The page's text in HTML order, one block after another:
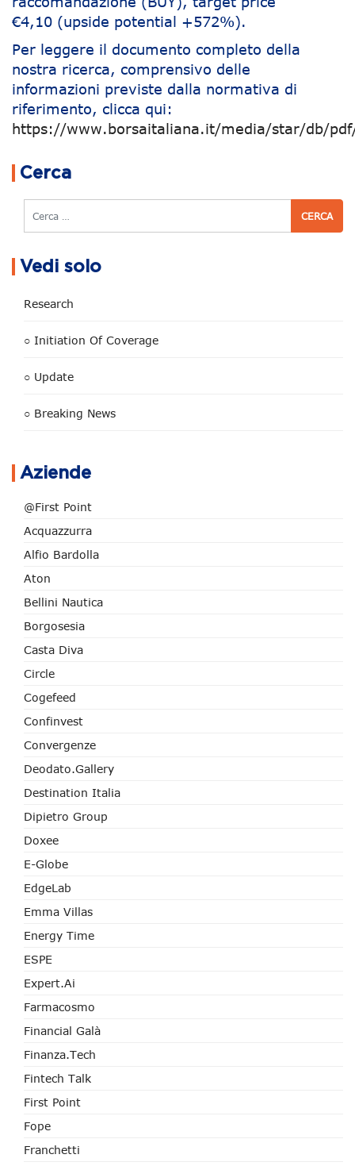
€4,10 (upside potential +572%).
Per leggere il documento completo della
nostra ricerca, comprensivo delle
informazioni previste dalla normativa di
riferimento, clicca qui:
https://www.borsaitaliana.it/media/star/db/
Cerca
Cerca
Vedi solo
Research
○ Initiation Of Coverage
○ Update
○ Breaking News
Aziende
@First Point
Acquazzurra
Alfio Bardolla
Aton
Bellini Nautica
Borgosesia
Casta Diva
Circle
Cogefeed
Confinvest
Convergenze
Deodato.Gallery
Destination Italia
Dipietro Group
Doxee
E-Globe
EdgeLab
Emma Villas
Energy Time
ESPE
Expert.ai
Farmacosmo
Financial Galà
Finanza.tech
Fintech Talk
First Point
Fope
Franchetti